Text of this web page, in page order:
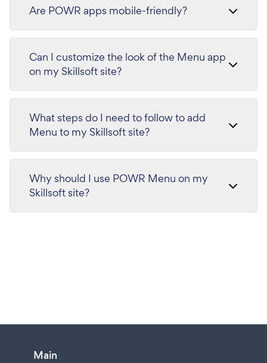
Are POWR apps mobile-friendly?
Can I customize the look of the Menu app
on my Skillsoft site?
What steps do I need to follow to add
Menu to my Skillsoft site?
Why should I use POWR Menu on my
Skillsoft site?
Main